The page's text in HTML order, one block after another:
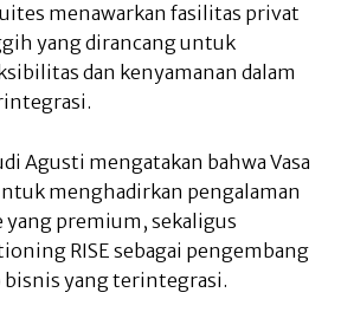
menawarkan fasilitas privat
yang dirancang untuk
dan kenyamanan dalam
Agusti mengatakan bahwa Vasa
menghadirkan pengalaman
yang premium, sekaligus
RISE sebagai pengembang
yang terintegrasi.